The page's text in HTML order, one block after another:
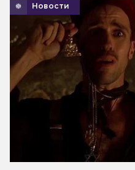
Новости